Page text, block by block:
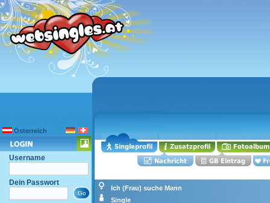
Österreich
Username
Dein Passwort
Ich (Frau) suche Mann
Single